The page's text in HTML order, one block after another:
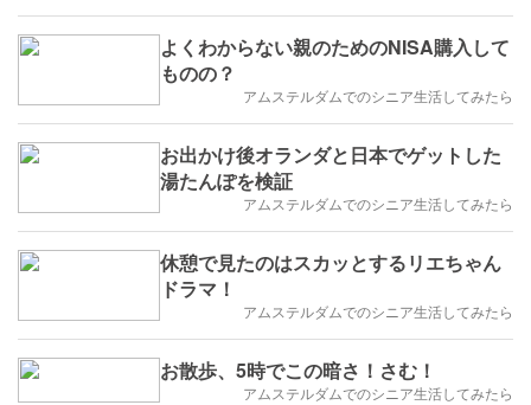
よくわからない親のためのNISA購入して
ものの？
アムステルダムでのシニア生活してみたら
お出かけ後オランダと日本でゲットした
湯たんぽを検証
アムステルダムでのシニア生活してみたら
休憩で見たのはスカッとするリエちゃん
ドラマ！
アムステルダムでのシニア生活してみたら
お散歩、5時でこの暗さ！さむ！
アムステルダムでのシニア生活してみたら